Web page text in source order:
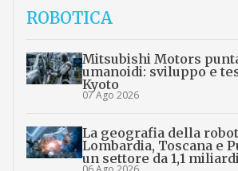
ROBOTICA
Mitsubishi Motors
umanoidi: sviluppo e
Kyoto
07 Ago 2026
La geografia della
Lombardia, Toscana e
un settore da 1,1